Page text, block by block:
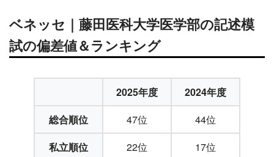
ベネッセ｜藤田医科大学医学部の記述模
試の偏差値＆ランキング
2025年度
2024年度
総合順位
47位
44位
私立順位
22位 17位